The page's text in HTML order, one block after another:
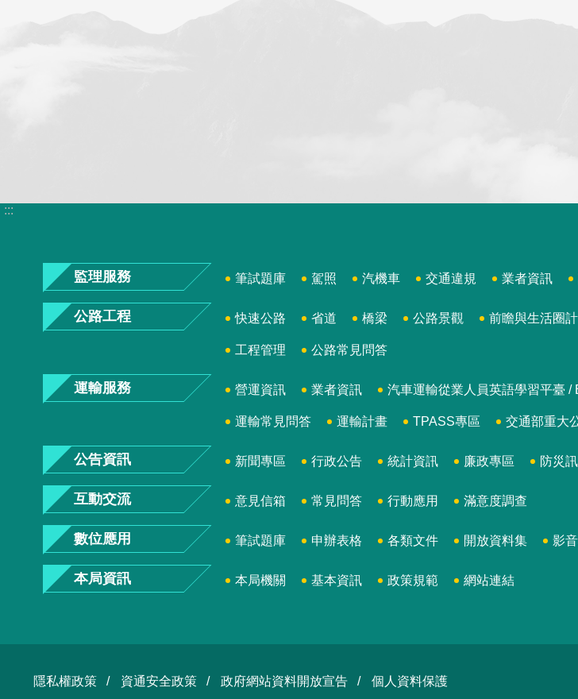
:::
監理服務 筆試題庫 駕照 汽機車 交通違規 業者資訊
公路工程 快速公路 省道 橋梁 公路景觀 前瞻與生活圈
工程管理 公路常見問答
運輸服務 營運資訊 業者資訊 汽車運輸從業人員英語學習平臺 /
運輸常見問答 運輸計畫 TPASS專區 交通部重大
公告資訊 新聞專區 行政公告 統計資訊 廉政專區 防災
互動交流 意見信箱 常見問答 行動應用 滿意度調查
數位應用 筆試題庫 申辦表格 各類文件 開放資料集 影
本局資訊 本局機關 基本資訊 政策規範 網站連結
隱私權政策 資通安全政策 政府網站資料開放宣告 個人資料保護